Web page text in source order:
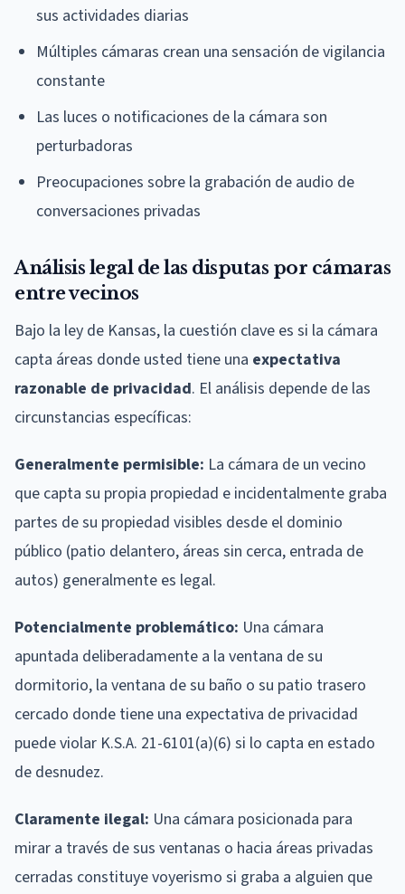
sus actividades diarias
Múltiples cámaras crean una sensación de vigilancia
constante
Las luces o notificaciones de la cámara son
perturbadoras
Preocupaciones sobre la grabación de audio de
conversaciones privadas
Análisis legal de las disputas por cámaras
entre vecinos
Bajo la ley de Kansas, la cuestión clave es si la cámara
capta áreas donde usted tiene una expectativa
razonable de privacidad. El análisis depende de las
circunstancias específicas:
Generalmente permisible: La cámara de un vecino
que capta su propia propiedad e incidentalmente graba
partes de su propiedad visibles desde el dominio
público (patio delantero, áreas sin cerca, entrada de
autos) generalmente es legal.
Potencialmente problemático: Una cámara
apuntada deliberadamente a la ventana de su
dormitorio, la ventana de su baño o su patio trasero
cercado donde tiene una expectativa de privacidad
puede violar K.S.A. 21-6101(a)(6) si lo capta en estado
de desnudez.
Claramente ilegal: Una cámara posicionada para
mirar a través de sus ventanas o hacia áreas privadas
cerradas constituye voyerismo si graba a alguien que